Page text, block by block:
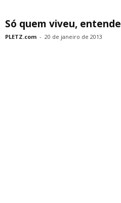
Só quem viveu, entende
PLETZ.com - 20 de janeiro de 2013